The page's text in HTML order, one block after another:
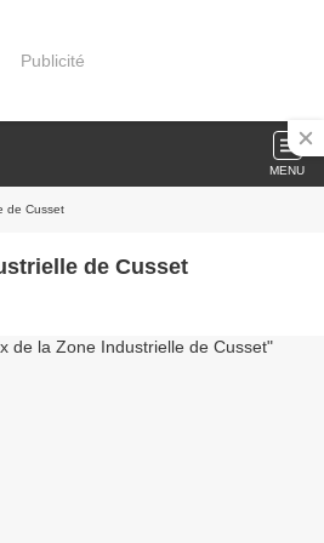
Publicité
MENU
de Cusset
de Cusset